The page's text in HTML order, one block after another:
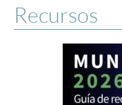
Recursos